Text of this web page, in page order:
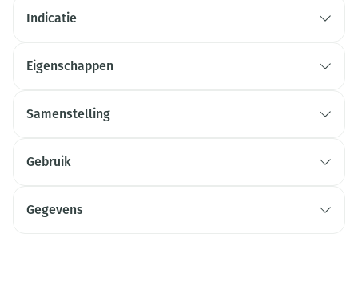
Indicatie
Eigenschappen
Samenstelling
Gebruik
Gegevens